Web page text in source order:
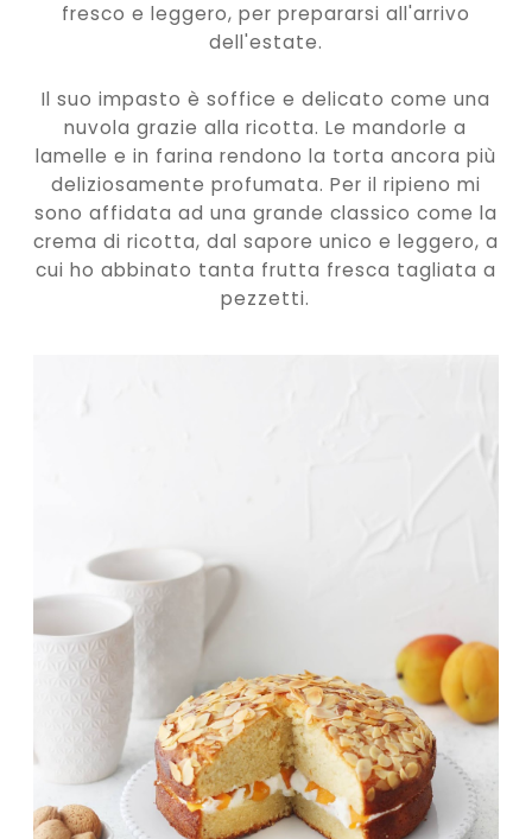
fresco e leggero, per prepararsi all'arrivo
dell'estate.
Il suo impasto è soffice e delicato come una
nuvola grazie alla ricotta. Le mandorle a
lamelle e in farina rendono la torta ancora più
deliziosamente profumata. Per il ripieno mi
sono affidata ad una grande classico come la
crema di ricotta, dal sapore unico e leggero, a
cui ho abbinato tanta frutta fresca tagliata a
pezzetti.